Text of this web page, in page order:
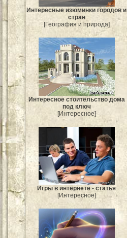
Интересные изюминки городов и
стран
[География и природа]
Интересное стоительство дома
под ключ
[Интересное]
Игры в интернете - статья
[Интересное]